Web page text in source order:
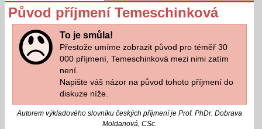
Původ příjmení Temeschinková
To je smůla!
Přestože umíme zobrazit původ pro téměř 30
000 příjmení, Temeschinková mezi nimi zatím
není.
Napište váš názor na původ tohoto příjmení do
diskuze níže.
Autorem výkladového slovníku českých příjmení je Prof. PhDr. Dobrava
Moldanová, CSc.